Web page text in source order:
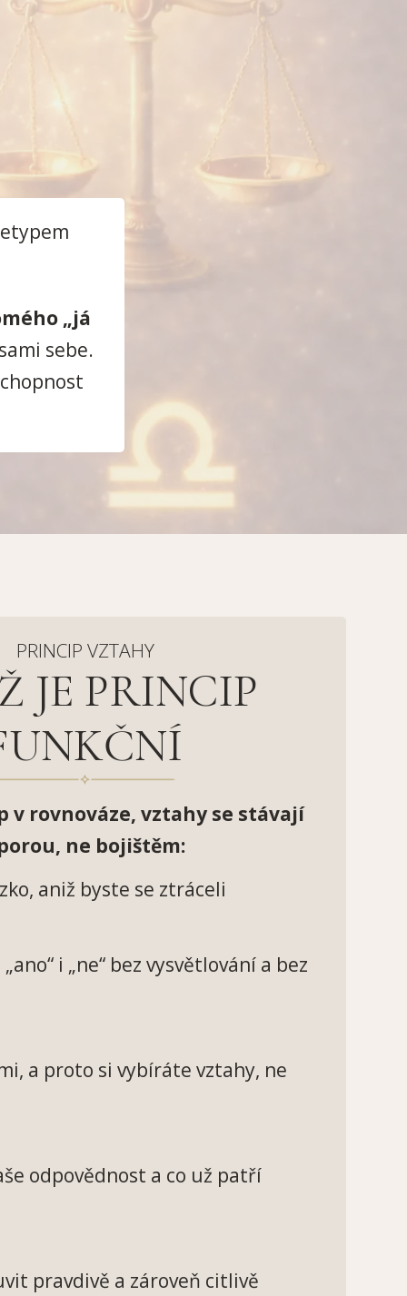
„já
sebe.
PRINCIP VZTAHY
JE PRINCIP
v rovnováze, vztahy se stávají
ne bojištěm:
aniž byste se ztráceli
i „ne“ bez vysvětlování a bez
a proto si vybíráte vztahy, ne
odpovědnost a co už patří
pravdivě a zároveň citlivě